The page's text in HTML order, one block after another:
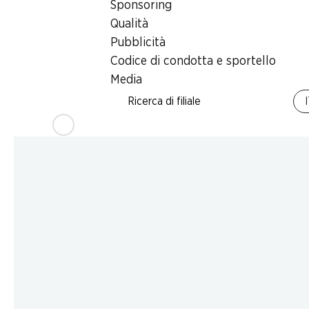
Sponsoring
Qualità
Pubblicità
Codice di condotta e sportello
Media
Ricerca di filiale